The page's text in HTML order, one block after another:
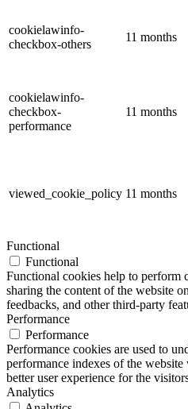
cookielawinfo-
checkbox-others
11 months
cookielawinfo-
checkbox-
performance
11 months
viewed_cookie_policy 11 months
Functional
Functional
Functional cookies help to perform
sharing the content of the website
feedbacks, and other third-party
Performance
Performance
Performance cookies are used to
performance indexes of the
better user experience for the
Analytics